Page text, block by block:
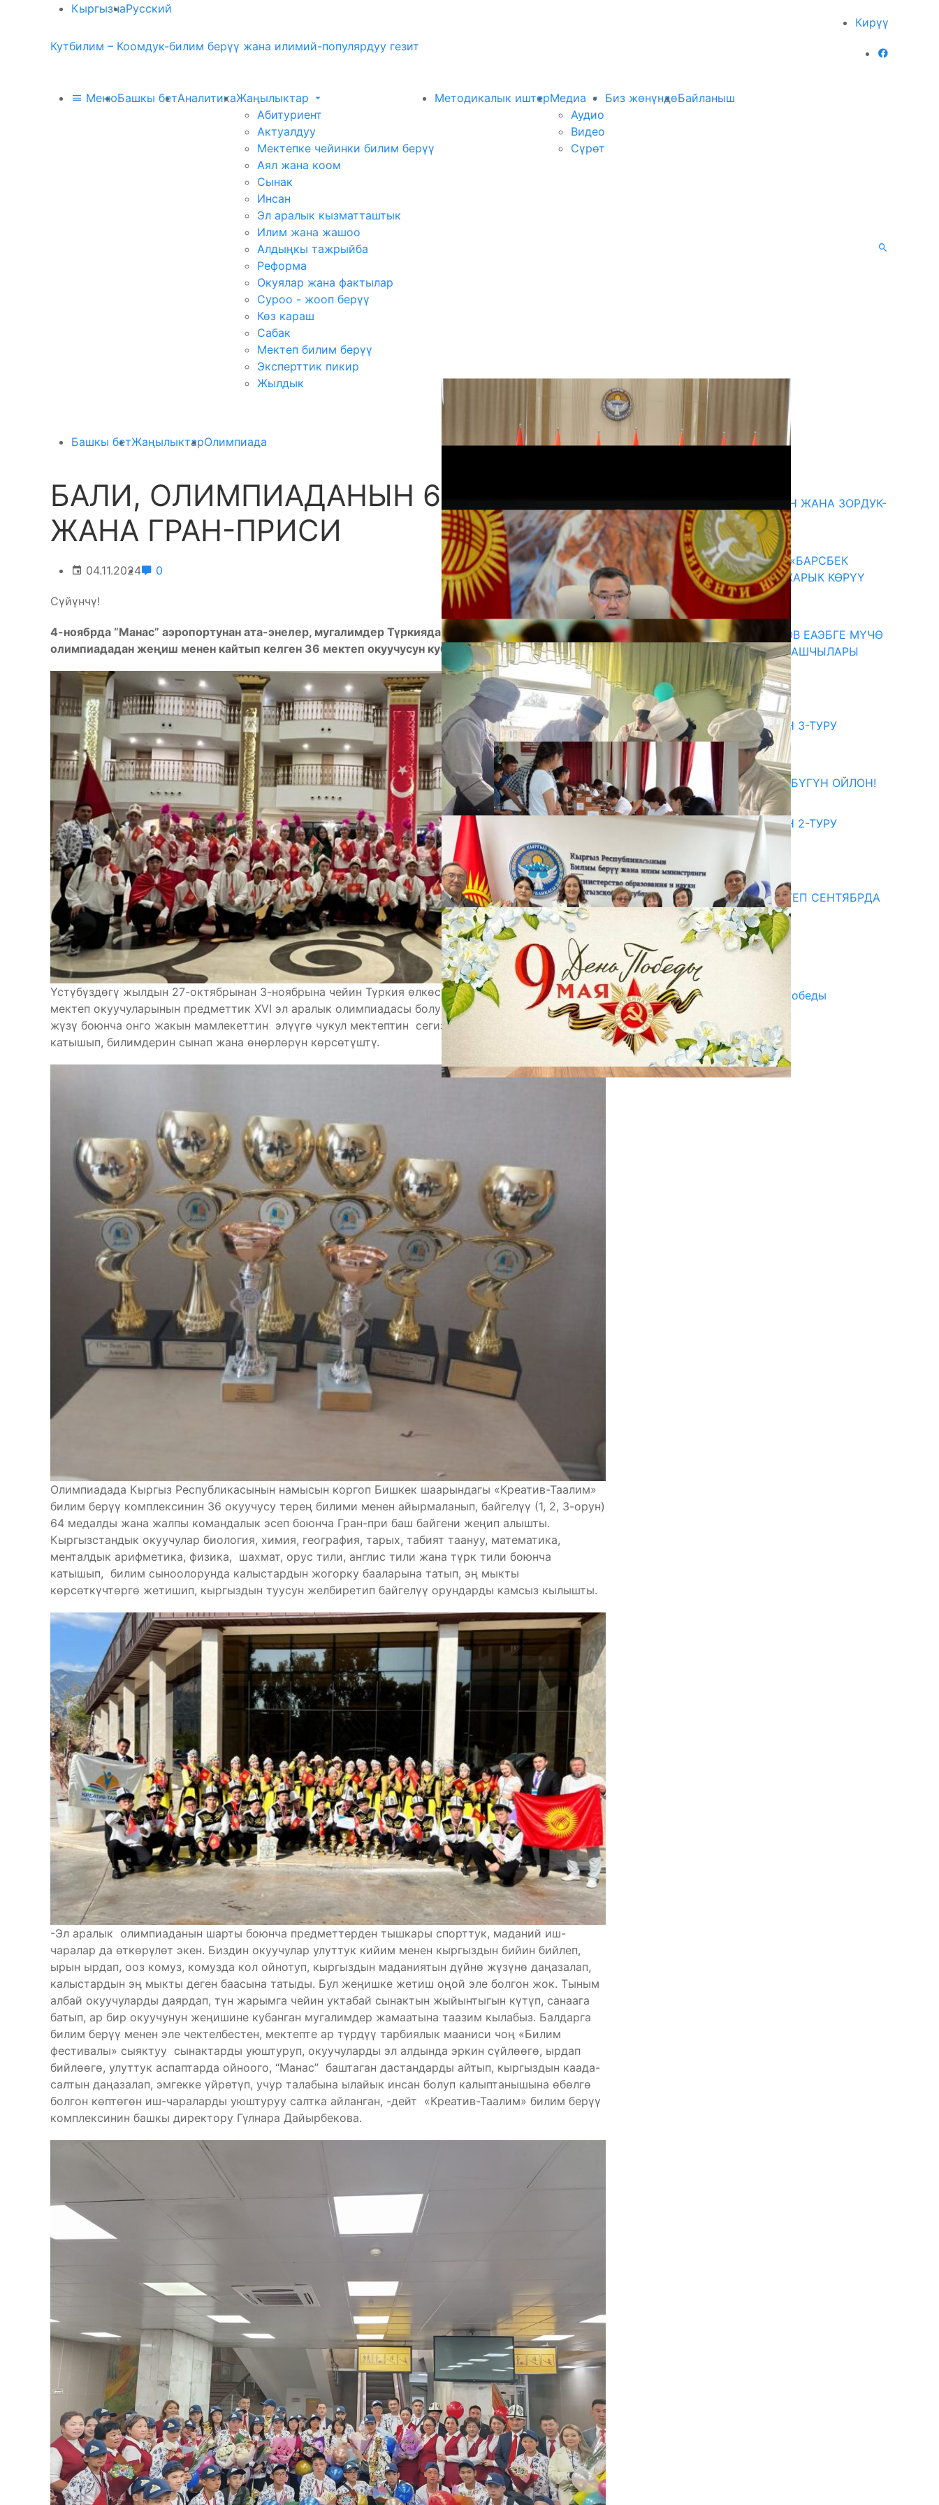
КыргызчаРусский
Кирүү
Кутбилим – Коомдук-билим берүү жана илимий-популярдуу гезит
МенюБашкы бетАналитикаЖаңылыктар
Абитуриент
Актуалдуу
Мектепке чейинки билим берүү
Аял жана коом
Сынак
Инсан
Эл аралык кызматташтык
Илим жана жашоо
Алдыңкы тажрыйба
Реформа
Окуялар жана фактылар
Суроо - жооп берүү
Көз караш
Сабак
Мектеп билим берүү
Эксперттик пикир
Жылдык
Методикалык иштерМедиа
Аудио
Видео
Сүрөт
Биз жөнүндөБайланыш
Башкы бетЖаңылыктарОлимпиада
БАЛИ, ОЛИМПИАДАНЫН 64 МЕДАЛЫ
ЖАНА ГРАН-ПРИСИ
04.11.2024 0
Сүйүнчү!
4-ноябрда “Манас” аэропортунан ата-энелер, мугалимдер Түркияда өткөн предметтик XVI
олимпиададан жеңиш менен кайтып келген 36 мектеп окуучусун кубаныч менен тосуп алышты.
Үстүбүздөгү жылдын 27-октябрынан 3-ноябрына чейин Түркия өлкөсүнүн Анталья шаарында
мектеп окуучуларынын предметтик XVI эл аралык олимпиадасы болуп өттү. Олимпиадага дүйнө
жүзү боюнча онго жакын мамлекеттин элүүгө чукул мектептин сегиз жүздөн ашуун окуучулары
катышып, билимдерин сынап жана өнөрлөрүн көрсөтүштү.
Олимпиадада Кыргыз Республикасынын намысын коргоп Бишкек шаарындагы «Креатив-Таалим»
билим берүү комплексинин 36 окуучусу терең билими менен айырмаланып, байгелүү (1, 2, 3-орун)
64 медалды жана жалпы командалык эсеп боюнча Гран-при баш байгени жеңип алышты.
Кыргызстандык окуучулар биология, химия, география, тарых, табият таануу, математика,
менталдык арифметика, физика, шахмат, орус тили, англис тили жана түрк тили боюнча
катышып, билим сыноолорунда калыстардын жогорку бааларына татып, эң мыкты
көрсөткүчтөргө жетишип, кыргыздын туусун желбиретип байгелүү орундарды камсыз кылышты.
-Эл аралык олимпиаданын шарты боюнча предметтерден тышкары спорттук, маданий иш-
чаралар да өткөрүлөт экен. Биздин окуучулар улуттук кийим менен кыргыздын бийин бийлеп,
ырын ырдап, ооз комуз, комузда кол ойнотуп, кыргыздын маданиятын дүйнө жүзүнө даңазалап,
калыстардын эң мыкты деген баасына татыды. Бул жеңишке жетиш оңой эле болгон жок. Тыным
албай окуучуларды даярдап, түн жарымга чейин уктабай сынактын жыйынтыгын күтүп, санаага
батып, ар бир окуучунун жеңишине кубанган мугалимдер жамаатына таазим кылабыз. Балдарга
билим берүү менен эле чектелбестен, мектепте ар түрдүү тарбиялык мааниси чоң «Билим
фестивалы» сыяктуу сынактарды уюштуруп, окуучуларды эл алдында эркин сүйлөөгө, ырдап
бийлөөгө, улуттук аспаптарда ойноого, “Манас” баштаган дастандарды айтып, кыргыздын каада-
салтын даңазалап, эмгекке үйрөтүп, учур талабына ылайык инсан болуп калыптанышына өбөлгө
болгон көптөгөн иш-чараларды уюштуруу салтка айланган, -дейт «Креатив-Таалим» билим берүү
комплексинин башкы директору Гүлнара Дайырбекова.
ГЕНДЕРДИК БАСМЫРЛООДОН ЖАНА ЗОРДУК-
ЗОМБУЛУКТАН КОРГОО
07.08.2026
КЫРГЫЗ ТАРЫХЫ ТАСМАДА: «БАРСБЕК
КАГАН» КӨРКӨМ ТАСМАСЫ ЖАРЫК КӨРҮҮ
АЛДЫНДА
07.08.2026
ПРЕЗИДЕНТ САДЫР ЖАПАРОВ ЕАЭБГЕ МҮЧӨ
МАМЛЕКЕТТЕРДИН ӨКМӨТ БАШЧЫЛАРЫ
МЕНЕН ЖОЛУГУШТУ
07.08.2026
Абитуриент
ЖОЖДОРГО КАБЫЛ АЛУУНУН 3-ТУРУ
БАШТАЛДЫ
27.07.2026
ӨЗҮҢДҮН КЕЛЕЧЕГИҢ ҮЧҮН БҮГҮН ОЙЛОН!
20.07.2026
ЖОЖДОРГО КАБЫЛ АЛУУНУН 2-ТУРУ
20.07.2026
Медиа
СУЗАКТА 750 ОРУНДУУ МЕКТЕП СЕНТЯБРДА
ПАЙДАЛАНУУГА БЕРИЛЕТ
07.08.2025
Улуу Жеңиштин жандуу сөзү
29.04.2025
Награды в преддверии Дня Победы
29.04.2025